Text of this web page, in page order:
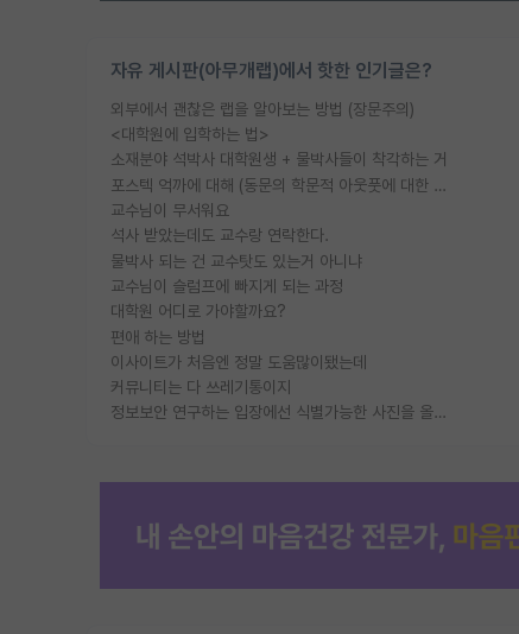
자유 게시판(아무개랩)에서 핫한 인기글은?
외부에서 괜찮은 랩을 알아보는 방법 (장문주의)
<대학원에 입학하는 법>
소재분야 석박사 대학원생 + 물박사들이 착각하는 거
포스텍 억까에 대해 (동문의 학문적 아웃풋에 대한 반박)
교수님이 무서워요
석사 받았는데도 교수랑 연락한다.
물박사 되는 건 교수탓도 있는거 아니냐
교수님이 슬럼프에 빠지게 되는 과정
대학원 어디로 가야할까요?
편애 하는 방법
이사이트가 처음엔 정말 도움많이됐는데
커뮤니티는 다 쓰레기통이지
정보보안 연구하는 입장에선 식별가능한 사진을 올리는건 비추이긴함